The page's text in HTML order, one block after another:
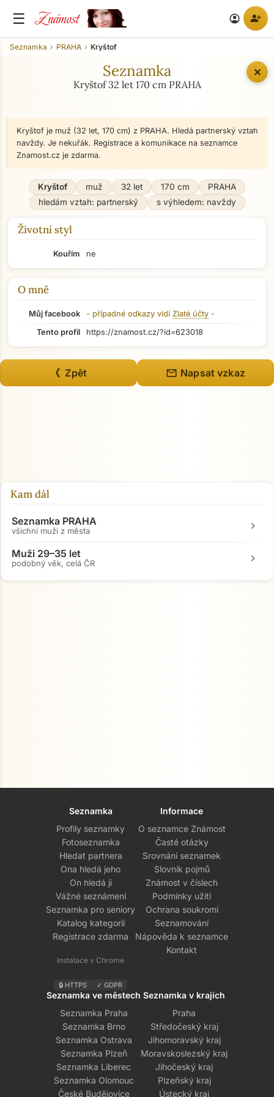
☰ Známost account_circle person_add
✕
Seznamka PRAHA Kryštof
Seznamka
Kryštof 32 let 170 cm PRAHA
Kryštof je muž (32 let, 170 cm) z PRAHA. Hledá partnerský vztah
navždy. Je nekuřák. Registrace a komunikace na seznamce
Znamost.cz je zdarma.
Kryštof muž 32 let 170 cm
PRAHA
hledám vztah: partnerský
s výhledem: navždy
Životní styl
Kouřím ne
O mně
Můj facebook - případné odkazy vidí Zlaté účty -
Tento profil
https://znamost.cz/?id=623018
《 Zpět mail Napsat vzkaz
Kam dál
Seznamka PRAHA
všichni muži z města chevron_right
Muži 29–35 let
podobný věk, celá ČR chevron_right
Seznamka
Profily seznamky
Fotoseznamka
Hledat partnera
Ona hledá jeho
On hledá ji
Vážné seznámení
Seznamka pro seniory
Katalog kategorií
Registrace zdarma
Instalace v Chrome
🔒 HTTPS ✓ GDPR
Informace
O seznamce Známost
Časté otázky
Srovnání seznamek
Slovník pojmů
Známost v číslech
Podmínky užití
Ochrana soukromí
Seznamování
Nápověda k seznamce
Kontakt
Seznamka ve městech
Seznamka Praha
Seznamka Brno
Seznamka Ostrava
Seznamka Plzeň
Seznamka Liberec
Seznamka Olomouc
České Budějovice
Seznamka v krajích
Praha
Středočeský kraj
Jihomoravský kraj
Moravskoslezský kraj
Jihočeský kraj
Plzeňský kraj
Ústecký kraj